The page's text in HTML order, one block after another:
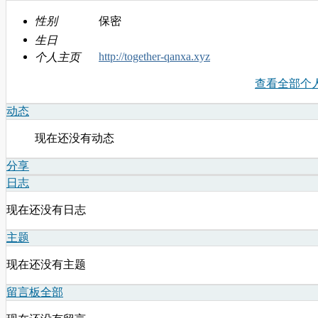
性别
保密
生日
个人主页
http://together-qanxa.xyz
查看全部个
动态
现在还没有动态
分享
日志
现在还没有日志
主题
现在还没有主题
留言板全部